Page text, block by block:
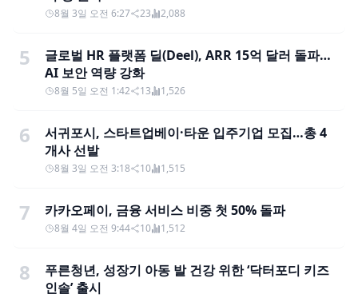
8월 3일 오전 6:27 23 2,088
5
글로벌 HR 플랫폼 딜(Deel), ARR 15억 달러 돌파…
AI 보안 역량 강화
8월 5일 오전 1:42 13 1,526
6
서귀포시, 스타트업베이·타운 입주기업 모집…총 4
개사 선발
8월 3일 오전 3:18 10 1,515
7 카카오페이, 금융 서비스 비중 첫 50% 돌파
8월 4일 오전 9:44 10 1,512
8
푸른청년, 성장기 아동 발 건강 위한 ‘닥터포디 키즈
인솔’ 출시